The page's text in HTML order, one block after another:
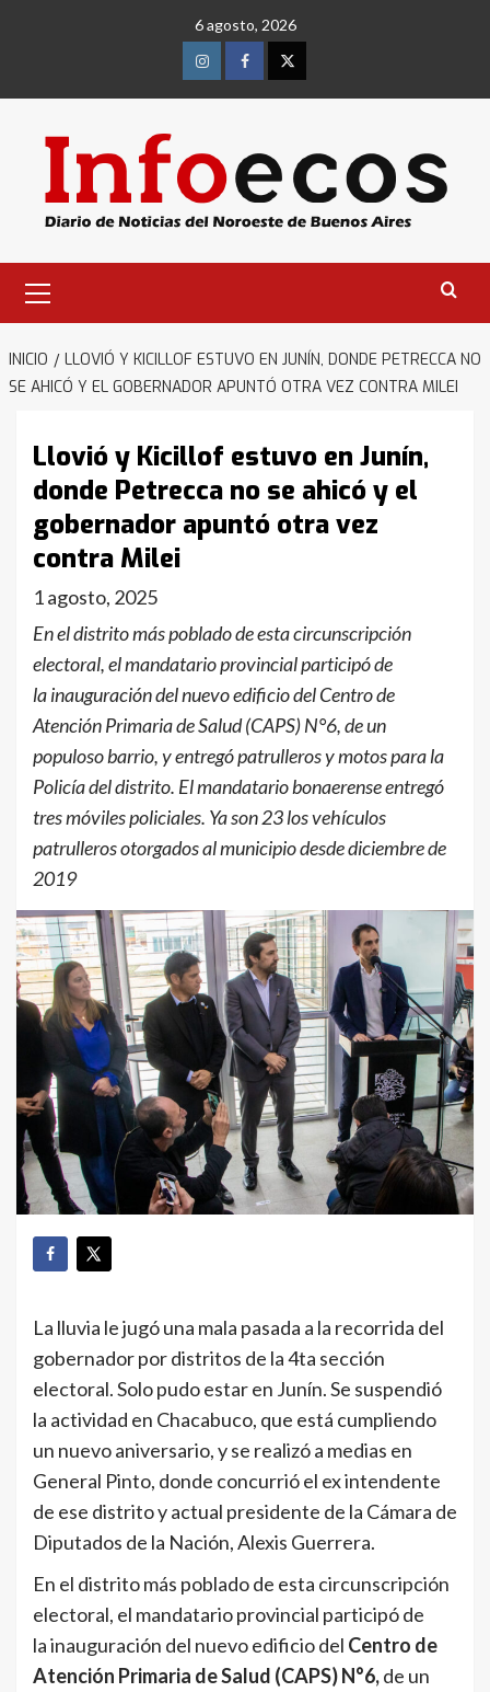
6 agosto, 2026
InstagramFacebookTwitter
primario
INICIO
LLOVIÓ Y KICILLOF ESTUVO EN JUNÍN, DONDE PETRECCA NO
SE AHICÓ Y EL GOBERNADOR APUNTÓ OTRA VEZ CONTRA MILEI
Llovió y Kicillof estuvo en Junín,
donde Petrecca no se ahicó y el
gobernador apuntó otra vez
contra Milei
1 agosto, 2025
En el distrito más poblado de esta circunscripción
electoral, el mandatario provincial participó de
la inauguración del nuevo edificio del Centro de
Atención Primaria de Salud (CAPS) N°6, de un
populoso barrio, y entregó patrulleros y motos para la
Policía del distrito. El mandatario bonaerense entregó
tres móviles policiales. Ya son 23 los vehículos
patrulleros otorgados al municipio desde diciembre de
2019
La lluvia le jugó una mala pasada a la recorrida del
gobernador por distritos de la 4ta sección
electoral. Solo pudo estar en Junín. Se suspendió
la actividad en Chacabuco, que está cumpliendo
un nuevo aniversario, y se realizó a medias en
General Pinto, donde concurrió el ex intendente
de ese distrito y actual presidente de la Cámara de
Diputados de la Nación, Alexis Guerrera.
En el distrito más poblado de esta circunscripción
electoral, el mandatario provincial participó de
la inauguración del nuevo edificio del Centro de
Atención Primaria de Salud (CAPS) N°6,de un